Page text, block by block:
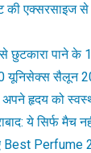
की एक्सरसाइज
छुटकारा पाने के
यूनिसेक्स सैलून
में अपने हृदय को
ये सिर्फ मैच
Best Perfume